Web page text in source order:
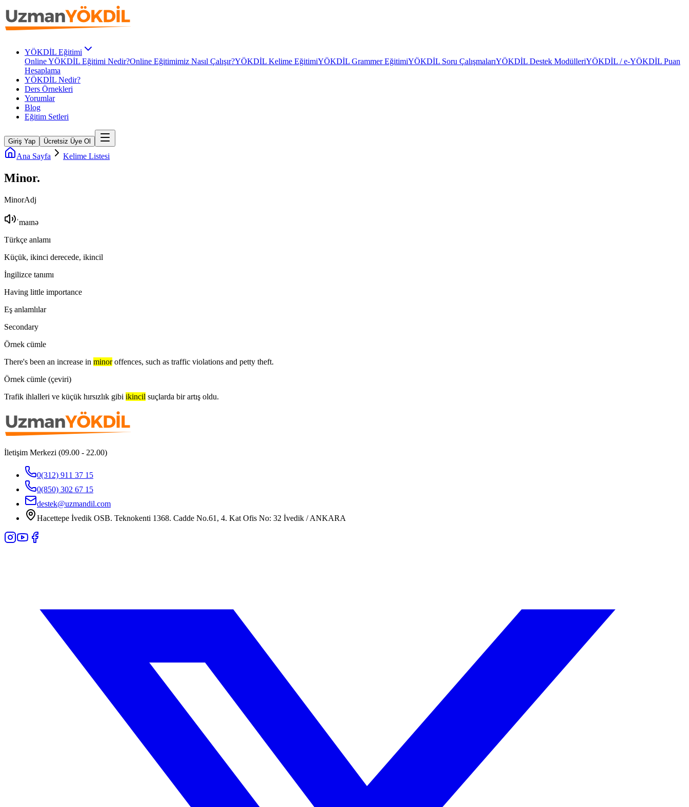
YÖKDİL Eğitimi
Online YÖKDİL Eğitimi Nedir?Online Eğitimimiz Nasıl Çalışır?YÖKDİL Kelime EğitimiYÖKDİL Grammer EğitimiYÖKDİL Soru ÇalışmalarıYÖKDİL Destek ModülleriYÖKDİL / e-YÖKDİL Puan
Hesaplama
YÖKDİL Nedir?
Ders Örnekleri
Yorumlar
Blog
Eğitim Setleri
Giriş Yap Ücretsiz Üye Ol
Ana Sayfa Kelime Listesi
Minor.
MinorAdj
ˈmaɪnə
Türkçe anlamı
Küçük, ikinci derecede, ikincil
İngilizce tanımı
Having little importance
Eş anlamlılar
Secondary
Örnek cümle
There's been an increase in minor offences, such as traffic violations and petty theft.
Örnek cümle (çeviri)
Trafik ihlalleri ve küçük hırsızlık gibi ikincil suçlarda bir artış oldu.
İletişim Merkezi (09.00 - 22.00)
0(312) 911 37 15
0(850) 302 67 15
destek@uzmandil.com
Hacettepe İvedik OSB. Teknokenti 1368. Cadde No.61, 4. Kat Ofis No: 32 İvedik / ANKARA